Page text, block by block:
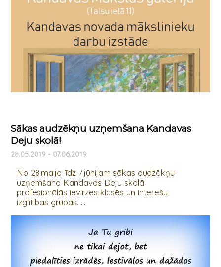
Sākas audzēkņu uzņemšana Kandavas
Deju skolā!
28.05.2019 - 07.06.2019
No 28.maija līdz 7.jūnijam sākas audzēkņu
uzņemšana Kandavas Deju skolā
profesionālās ievirzes klasēs un interešu
izglītības grupās. ...